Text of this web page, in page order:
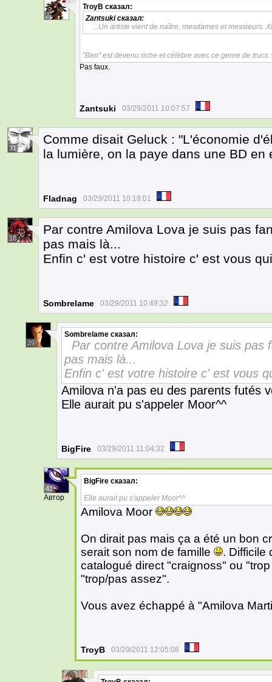
2
TroyB сказал:
Zantsukiсказал:
...Un artiste vient de naître, mesdames et messieurs.
"Ben" est devenu riche et célèbre avec ce genre de trucs
Pas faux.
Zantsuki 03/29/2011 10:07:57
31
Comme disait Geluck : "L'économie
la lumière, on la paye dans une BD en
Fladnag 03/29/2011 10:18:01
16
Par contre Amilova Lova je suis pas
pas mais là...
Enfin c' est votre histoire c' est vous
Sombrelame 03/29/2011 10:49:32
29
Sombrelame сказал:
Par contre Amilova Lova je suis pas
pas mais là...
Enfin c' est votre histoire c' est vous
Amilova n'a pas eu des parents futés
Elle aurait pu s'appeler Moor^^
BigFire 03/29/2011 11:04:32
41
Автор
BigFire сказал:
Elle aurait pu s'appeler Moor^^
Amilova Moor
On dirait pas mais ça a été un bon
serait son nom de famille
. Difficile
catalogué direct "craignoss" ou
"trop/pas assez".
Vous avez échappé à "Amilova
TroyB 03/29/2011 12:05:08